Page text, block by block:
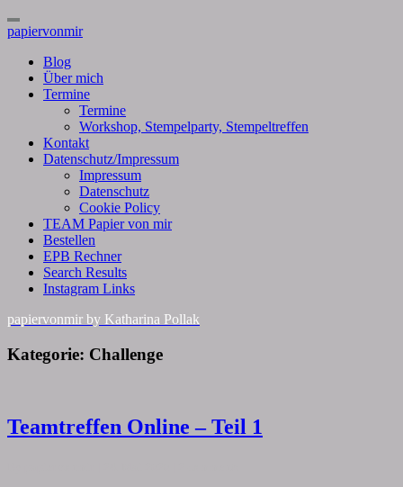
Toggle
Navigation
papiervonmir
Blog
Über mich
Termine
Termine
Workshop, Stempelparty, Stempeltreffen
Kontakt
Datenschutz/Impressum
Impressum
Datenschutz
Cookie Policy
TEAM Papier von mir
Bestellen
EPB Rechner
Search Results
Instagram Links
papiervonmir by Katharina Pollak
Kategorie: Challenge
Teamtreffen
Online
Teamtreffen Online – Teil 1